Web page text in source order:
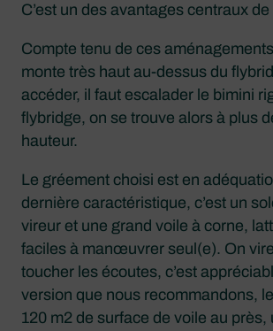
C’est un des avantages centraux
Compte tenu de ces
monte très haut au-dessus du
accéder, il faut escalader le bimini
flybridge, on se trouve alors à plus
hauteur.
Le gréement choisi est en
dernière caractéristique, c’est un
vireur et une grand voile à corne,
faciles à manœuvrer seul(e). On
toucher les écoutes, c’est
version que nous recommandons,
120 m2 de surface de voile au près,